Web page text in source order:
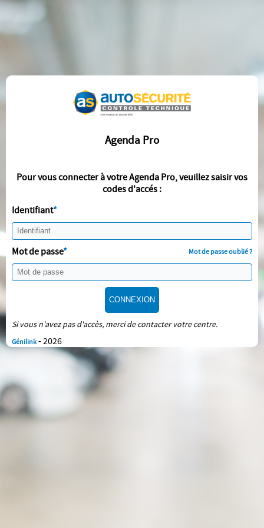
Agenda Pro
Pour vous connecter à votre Agenda Pro, veuillez saisir vos
codes d'accés :
Identifiant
Mot de passe Mot de passe oublié ?
CONNEXION
Si vous n'avez pas d'accès, merci de contacter votre centre.
Génilink- 2026